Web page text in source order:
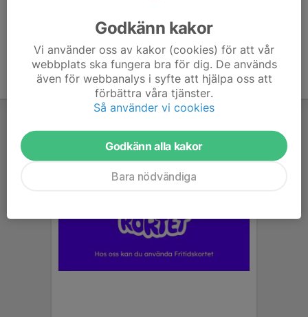
Godkänn kakor
Vi använder oss av kakor (cookies) för att vår
webbplats ska fungera bra för dig. De används
även för webbanalys i syfte att hjälpa oss att
förbättra våra tjänster.
Så använder vi cookies
Godkänn alla kakor
Bara nödvändiga